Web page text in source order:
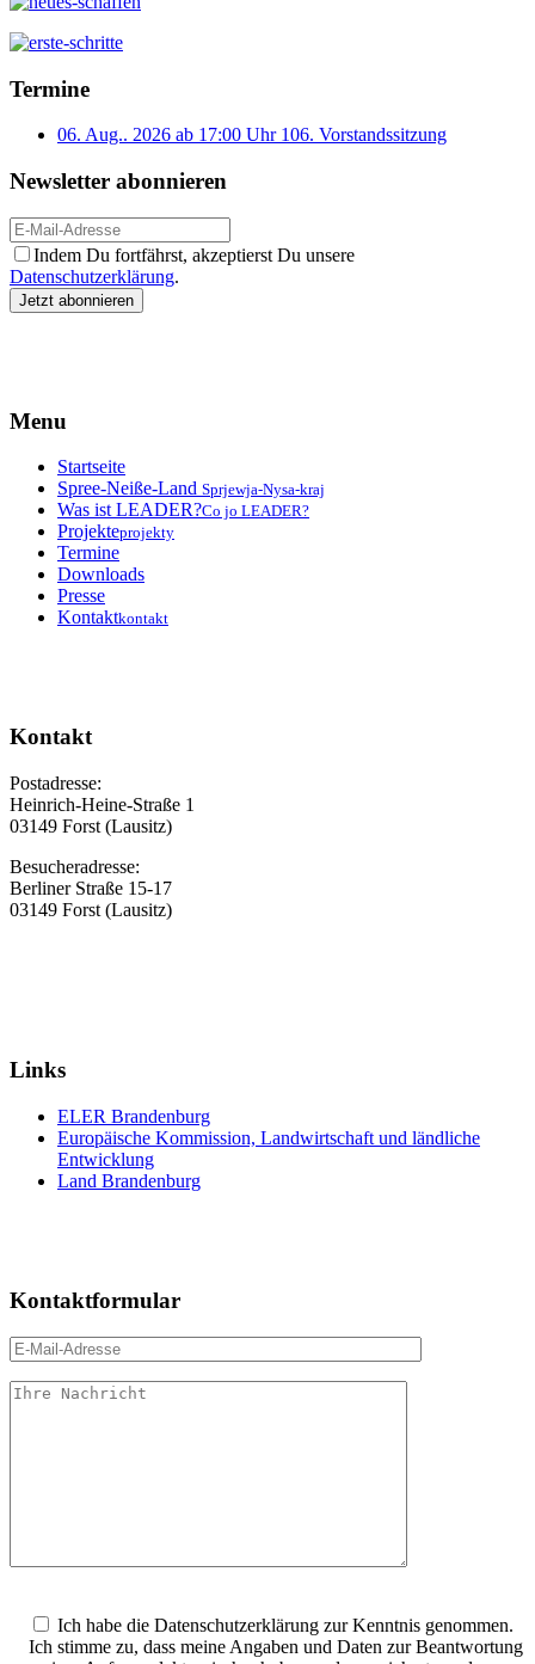
Termine
06. Aug.. 2026 ab 17:00 Uhr 106. Vorstandssitzung
Newsletter abonnieren
Indem Du fortfährst, akzeptierst Du unsere
Datenschutzerklärung.
Menu
Startseite
Spree-Neiße-Land Sprjewja-Nysa-kraj
Was ist LEADER?Co jo LEADER?
Projekteprojekty
Termine
Downloads
Presse
Kontaktkontakt
Kontakt
Postadresse:
Heinrich-Heine-Straße 1
03149 Forst (Lausitz)
Besucheradresse:
Berliner Straße 15-17
03149 Forst (Lausitz)
Links
ELER Brandenburg
Europäische Kommission, Landwirtschaft und ländliche
Entwicklung
Land Brandenburg
Kontaktformular
lasse
dieses
Ich habe die Datenschutzerklärung zur Kenntnis genommen.
Ich stimme zu, dass meine Angaben und Daten zur Beantwortung